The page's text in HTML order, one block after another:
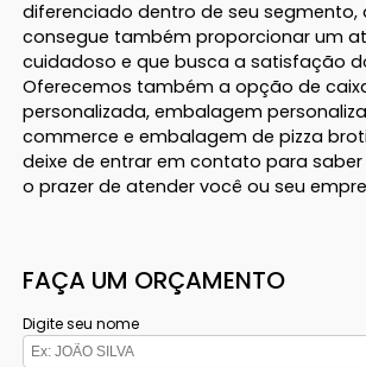
diferenciado dentro de seu segmento,
consegue também proporcionar um
cuidadoso e que busca a satisfação
Oferecemos também a opção de
personalizada, embalagem
commerce e embalagem de pizza
deixe de entrar em contato para saber
o prazer de atender você ou seu
FAÇA UM ORÇAMENTO
Digite seu nome